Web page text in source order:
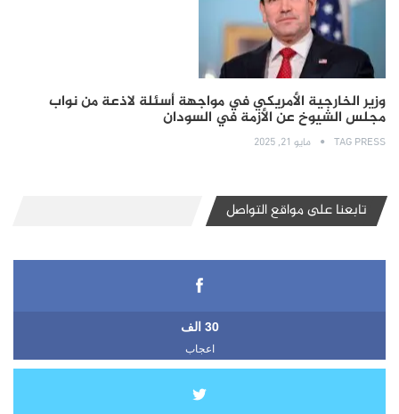
وزير الخارجية الأمريكي في مواجهة أسئلة لاذعة من نواب
مجلس الشيوخ عن الأزمة في السودان
TAG PRESS مايو 21, 2025
تابعنا على مواقع التواصل
30 الف
اعجاب